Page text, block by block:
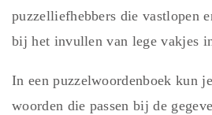
puzzelliefhebbers die vastlopen
bij het invullen van lege vakjes
In een puzzelwoordenboek kun
woorden die passen bij de